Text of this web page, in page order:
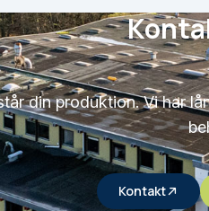
din produktion. Vi har
Kontakt